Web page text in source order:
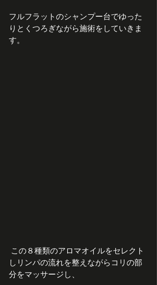
フルフラットのシャンプー台でゆった
りとくつろぎながら施術をしていきま
す。
しリンパの流れを整えながらコリの部
分をマッサージし、